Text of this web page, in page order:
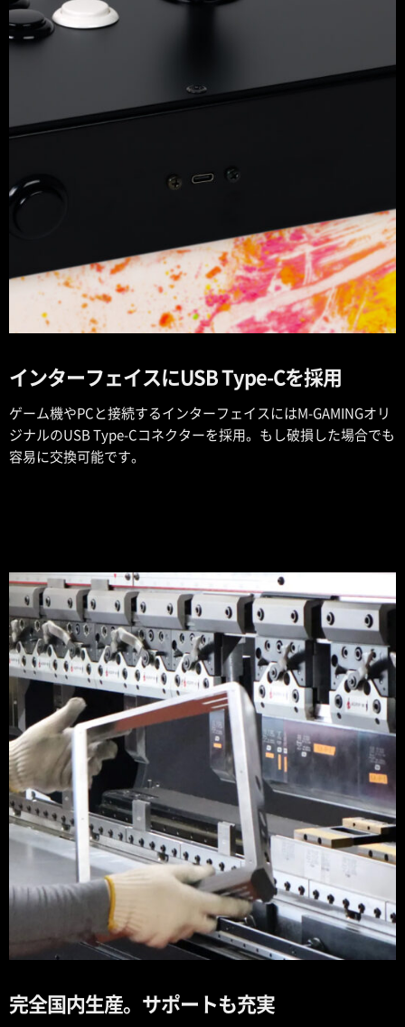
インターフェイスにUSB Type-Cを採用
ゲーム機やPCと接続するインターフェイスにはM-GAMINGオリ
ジナルのUSB Type-Cコネクターを採用。もし破損した場合でも
容易に交換可能です。
完全国内生産。サポートも充実